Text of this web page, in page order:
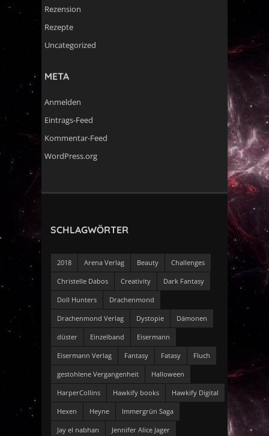
Rezension
Rezepte
Uncategorized
META
Anmelden
Eintrags-Feed
Kommentar-Feed
WordPress.org
SCHLAGWÖRTER
2018 Arena Verlag Beauty Challenges
Christelle Dabos Creativity Dark Fantasy
Doll Hunters Drachenmond
Drachenmond Verlag Dystopie Dämonen
düster Einzelband Eisermann
Eisermann Verlag Fantasy Fatasy Fluch
gestohlene Vergangenheit Halloween
HarperCollins Hawkify books Hawkify Digital
Hexen Heyne Immergrün Saga
Jay el nabhan Jennifer Alice Jager